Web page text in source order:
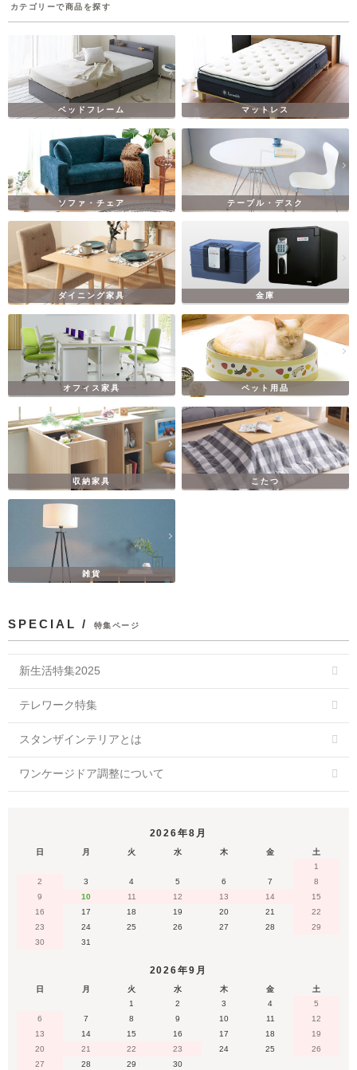
カテゴリーで商品を探す
ベッドフレーム マットレス
ソファ・チェア テーブル・デスク
ダイニング家具 金庫
オフィス家具 ペット用品
収納家具 こたつ
雑貨
SPECIAL / 特集ページ
新生活特集2025
テレワーク特集
スタンザインテリアとは
ワンケージドア調整について
2026年8月
日 月 火 水 木 金
土
1
2
3 4 5 6 7
8
9
10 11 12 13 14
15
16
17 18 19 20 21
22
23
24 25 26 27 28
29
30
31
2026年9月
日 月 火 水 木 金
土
1
2 3 4
5
6
7 8 9 10 11
12
13
14 15 16 17 18
19
20
21 22 23 24 25
26
27
28 29 30